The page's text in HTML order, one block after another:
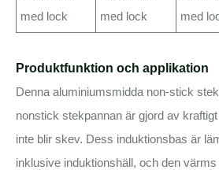
med lock
med lock
med
Produktfunktion och applikation
Denna aluminiumsmidda non-stick
nonstick stekpannan är gjord av
inte blir skev. Dess induktionsbas är
inklusive induktionshäll, och den